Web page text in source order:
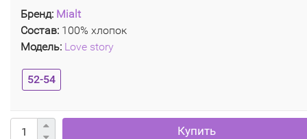
Бренд: Mialt
Состав: 100% хлопок
Модель: Love story
52-54
Купить